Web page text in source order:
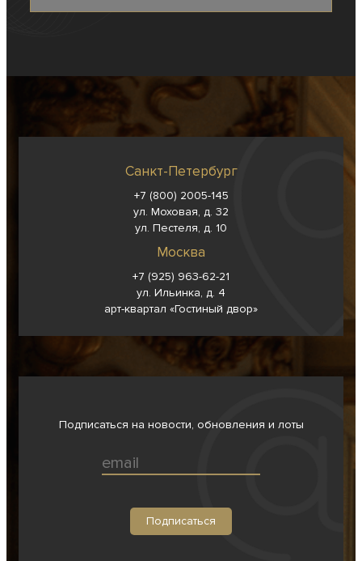
Санкт-Петербург
+7 (800) 2005-145
ул. Моховая, д. 32
ул. Пестеля, д. 10
Москва
+7 (925) 963-62-21
ул. Ильинка, д. 4
арт-квартал «Гостиный двор»
Подписаться на новости, обновления и лоты